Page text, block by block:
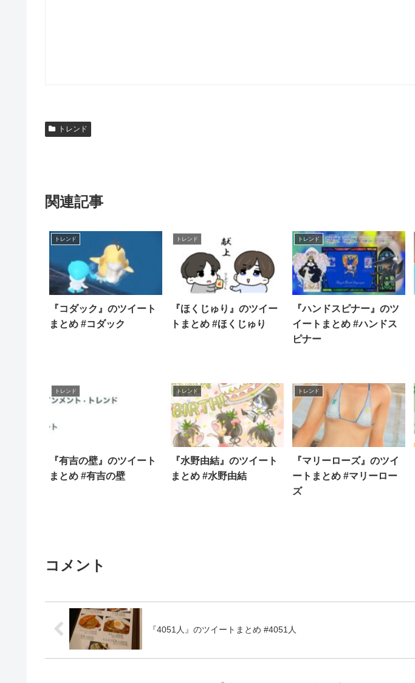
トレンド
関連記事
トレンド
『コダック』のツイート
まとめ #コダック
トレンド
『ほくじゅり』のツイー
トまとめ #ほくじゅり
トレンド
『ハンドスピナー』のツ
イートまとめ #ハンドス
ピナー
トレンド
『有吉の壁』のツイート
まとめ #有吉の壁
トレンド
『水野由結』のツイート
まとめ #水野由結
トレンド
『マリーローズ』のツイ
ートまとめ #マリーロー
ズ
コメント
『4051人』のツイートまとめ #4051人